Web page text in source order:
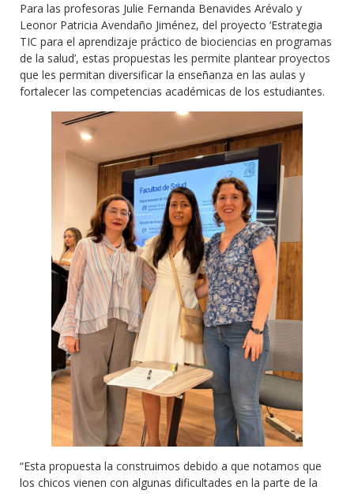
Para las profesoras Julie Fernanda Benavides Arévalo y
Leonor Patricia Avendaño Jiménez, del proyecto ‘Estrategia
TIC para el aprendizaje práctico de biociencias en programas
de la salud’, estas propuestas les permite plantear proyectos
que les permitan diversificar la enseñanza en las aulas y
fortalecer las competencias académicas de los estudiantes.
“Esta propuesta la construimos debido a que notamos que
los chicos vienen con algunas dificultades en la parte de la